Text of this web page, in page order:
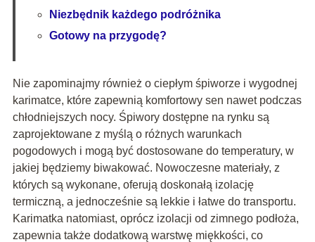
Niezbędnik każdego podróżnika
Gotowy na przygodę?
Nie zapominajmy również o ciepłym śpiworze i wygodnej
karimatce, które zapewnią komfortowy sen nawet podczas
chłodniejszych nocy. Śpiwory dostępne na rynku są
zaprojektowane z myślą o różnych warunkach
pogodowych i mogą być dostosowane do temperatury, w
jakiej będziemy biwakować. Nowoczesne materiały, z
których są wykonane, oferują doskonałą izolację
termiczną, a jednocześnie są lekkie i łatwe do transportu.
Karimatka natomiast, oprócz izolacji od zimnego podłoża,
zapewnia także dodatkową warstwę miękkości, co